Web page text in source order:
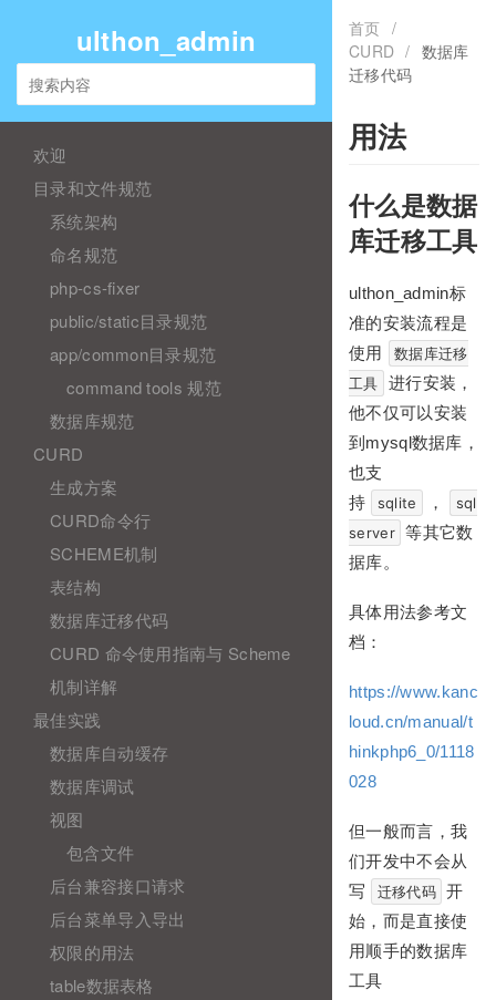
ulthon_admin
欢迎
目录和文件规范
系统架构
命名规范
php-cs-fixer
public/static目录规范
app/common目录规范
command tools 规范
数据库规范
CURD
生成方案
CURD命令行
SCHEME机制
表结构
数据库迁移代码
CURD 命令使用指南与 Scheme
机制详解
最佳实践
数据库自动缓存
数据库调试
视图
包含文件
后台兼容接口请求
后台菜单导入导出
权限的用法
table数据表格
首页 /
CURD / 数据库
迁移代码
用法
什么是数据
库迁移工具
ulthon_admin标
准的安装流程是
使用
数据库迁移
工具
进行安装，
他不仅可以安装
到mysql数据库，
也支
持
sqlite ，
sql
server 等其它数
据库。
具体用法参考文
档：
https://www.kanc
loud.cn/manual/t
hinkphp6_0/1118
028
但一般而言，我
们开发中不会从
写
迁移代码 开
始，而是直接使
用顺手的数据库
工具